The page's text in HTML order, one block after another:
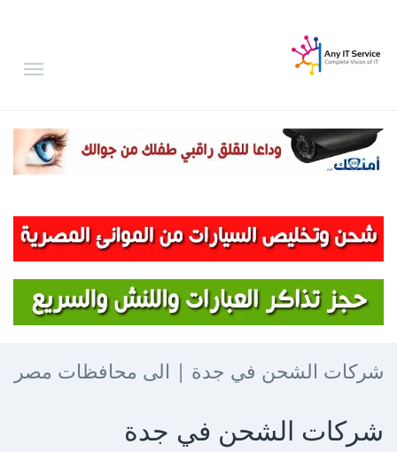
شركات الشحن في جدة | الى محافظات مصر
شركات الشحن في جدة